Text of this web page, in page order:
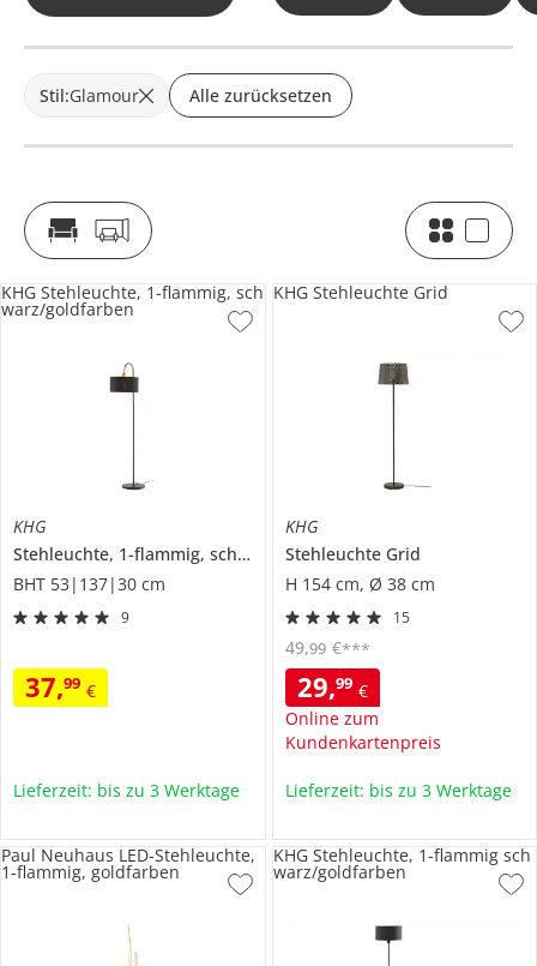
Stil:Glamour Alle zurücksetzen
KHG
Stehleuchte, 1-flammig, schwarz/goldfarben
BHT 53|137|30 cm
9
37,99 €
KHG Stehleuchte, 1-flammig, sch
warz/goldfarben
Lieferzeit: bis zu 3 Werktage
KHG
Stehleuchte Grid
H 154 cm, Ø 38 cm
15
29,99 €
Online zum
Kundenkartenpreis
49,99 €***
KHG Stehleuchte Grid
Lieferzeit: bis zu 3 Werktage
Paul Neuhaus LED-Stehleuchte,
1-flammig, goldfarben
KHG Stehleuchte, 1-flammig sch
warz/goldfarben